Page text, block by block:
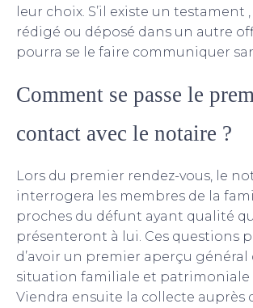
leur choix. S’il existe un testament
rédigé ou déposé dans un autre
pourra se le faire communiquer
Comment se passe le
contact avec le notaire ?
Lors du premier rendez-vous, le
interrogera les membres de la
proches du défunt ayant qualité
présenteront à lui. Ces questions
d’avoir un premier aperçu général
situation familiale et patrimoniale
Viendra ensuite la collecte auprès